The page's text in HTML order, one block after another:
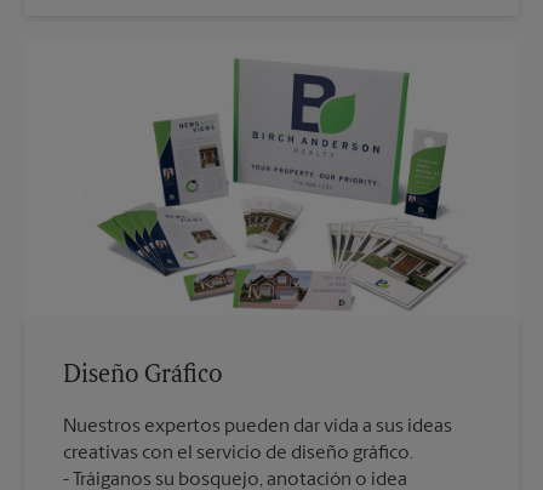
Diseño Gráfico
Nuestros expertos pueden dar vida a sus ideas
creativas con el servicio de diseño gráfico.
Tráiganos su bosquejo, anotación o idea